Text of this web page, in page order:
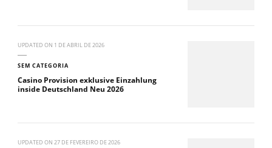
UPDATED ON 1 DE ABRIL DE 2026
SEM CATEGORIA
Casino Provision exklusive Einzahlung
inside Deutschland Neu 2026
UPDATED ON 27 DE FEVEREIRO DE 2026